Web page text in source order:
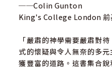
──Colin Gunton
King's College London 前
「嚴肅的神學需要嚴肅對
式的懷疑與令人無奈的多
獲豐富的道路。這書集合